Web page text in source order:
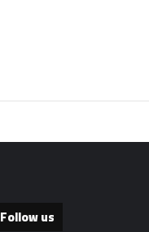
Follow us